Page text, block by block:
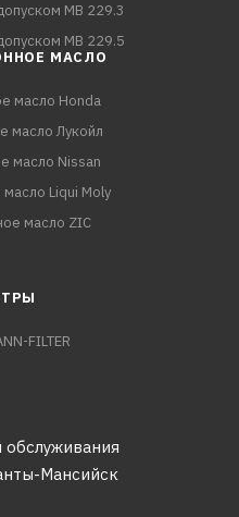
MB 229.3
MB 229.5
МАСЛО
масло Honda
масло Лукойл
масло Nissan
Liqui Moly
масло ZIC
FILTER
Мансийск